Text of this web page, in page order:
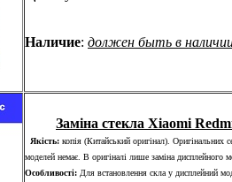
Наличие: должен быть в
Заміна стекла Xiaomi
Якість: копія (Китайський оригінал). Оригінальних
моделей немає. В оригіналі лише заміна дисплейного
Особливості: Для встановлення скла у дисплейний